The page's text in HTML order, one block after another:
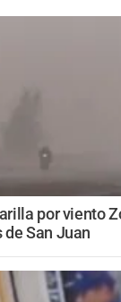
por viento
San Juan